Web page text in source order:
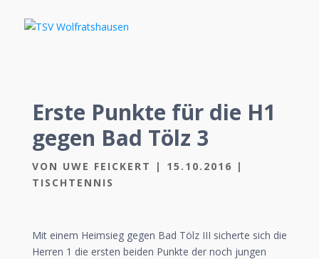
Erste Punkte für die H1
gegen Bad Tölz 3
VON UWE FEICKERT | 15.10.2016 |
TISCHTENNIS
Mit einem Heimsieg gegen Bad Tölz III sicherte sich die
Herren 1 die ersten beiden Punkte der noch jungen